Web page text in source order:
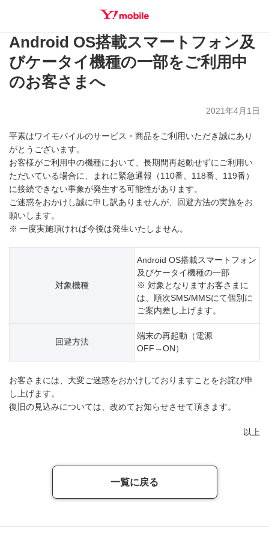
SEARCH
Android OS搭載スマートフォン及
びケータイ機種の一部をご利用中
のお客さまへ
2021年4月1日
平素はワイモバイルのサービス・商品をご利用いただき誠にあり
がとうございます。
お客様がご利用中の機種において、長期間再起動せずにご利用い
ただいている場合に、まれに緊急通報（110番、118番、119番）
に接続できない事象が発生する可能性があります。
ご迷惑をおかけし誠に申し訳ありませんが、回避方法の実施をお
願いします。
※ 一度実施頂ければ今後は発生いたしません。
対象機種
Android OS搭載スマートフォン
及びケータイ機種の一部
※ 対象となりますお客さまに
は、順次SMS/MMSにて個別に
ご案内差し上げます。
回避方法
端末の再起動（電源
OFF→ON）
お客さまには、大変ご迷惑をおかけしておりますことをお詫び申
し上げます。
復旧の見込みについては、改めてお知らせさせて頂きます。
以上
一覧に戻る